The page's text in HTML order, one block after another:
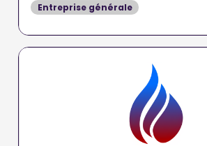
Entreprise générale